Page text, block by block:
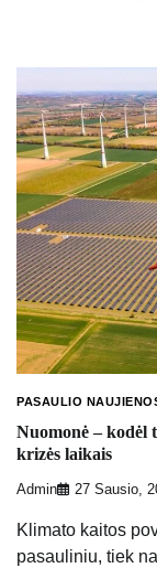
PASAULIO
Nuomonė – kodėl
krizės laikais
Admin 27 Sausio,
Klimato kaitos
pasauliniu, tiek